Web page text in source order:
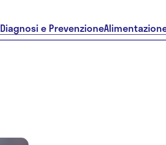
Diagnosi e Prevenzione